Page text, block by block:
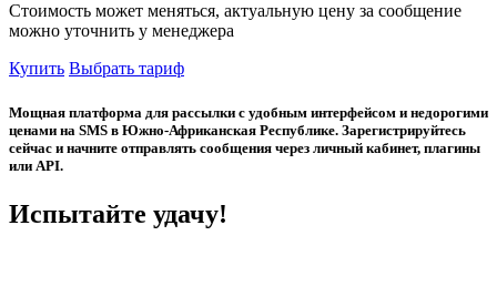
Стоимость может меняться, актуальную цену за сообщение
можно уточнить у менеджера
Купить Выбрать тариф
Мощная платформа для рассылки с удобным интерфейсом и недорогими
ценами на SMS в Южно-Африканская Республике. Зарегистрируйтесь
сейчас и начните отправлять сообщения через личный кабинет, плагины
или API.
Испытайте удачу!